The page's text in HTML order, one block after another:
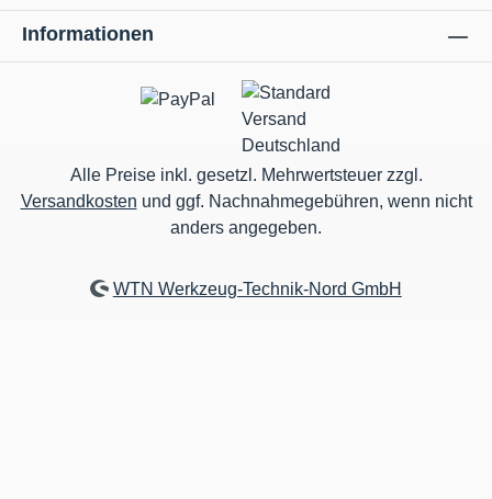
Informationen
Alle Preise inkl. gesetzl. Mehrwertsteuer zzgl.
Versandkosten und ggf. Nachnahmegebühren, wenn nicht
anders angegeben.
WTN Werkzeug-Technik-Nord GmbH